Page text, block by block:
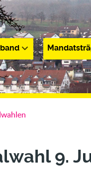
Mandatsträger
9.